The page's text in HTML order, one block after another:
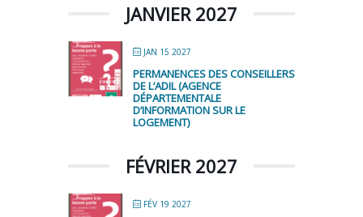
JANVIER 2027
JAN 15 2027
PERMANENCES DES CONSEILLERS
DE L’ADIL (AGENCE
DÉPARTEMENTALE
D’INFORMATION SUR LE
LOGEMENT)
FÉVRIER 2027
FÉV 19 2027